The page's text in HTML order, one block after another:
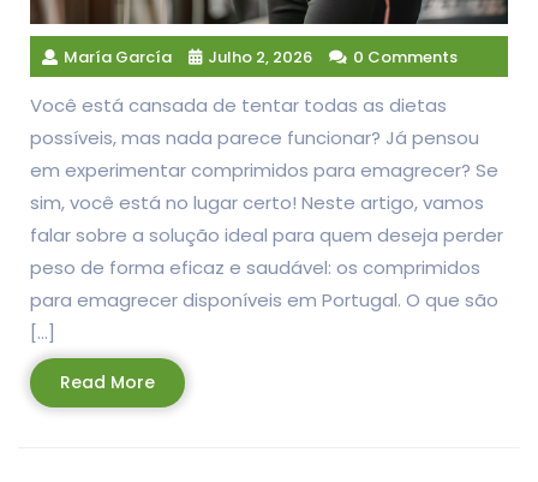
María García Julho 2, 2026 0 Comments
Você está cansada de tentar todas as dietas
possíveis, mas nada parece funcionar? Já pensou
em experimentar comprimidos para emagrecer? Se
sim, você está no lugar certo! Neste artigo, vamos
falar sobre a solução ideal para quem deseja perder
peso de forma eficaz e saudável: os comprimidos
para emagrecer disponíveis em Portugal. O que são
[…]
Read MoreRead
More